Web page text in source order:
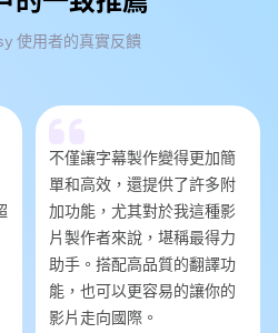
使用者的真實反饋
不僅讓字幕製作變得更加簡
單和高效，還提供了許多附
加功能，尤其對於我這種影
片製作者來說，堪稱最得力
助手。搭配高品質的翻譯功
能，也可以更容易的讓你的
影片走向國際。